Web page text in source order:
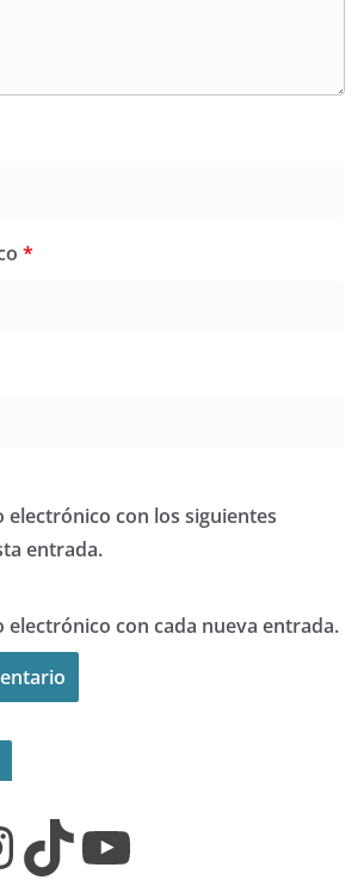
*
electrónico con los siguientes
entrada.
electrónico con cada nueva entrada.
TikTok YouTube